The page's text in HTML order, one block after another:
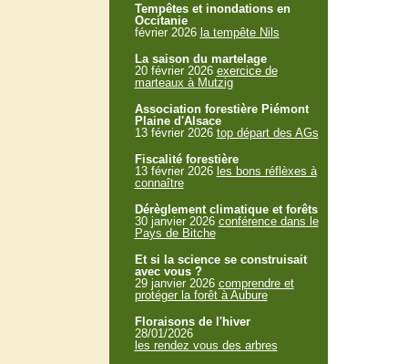
Tempêtes et inondations en
Occitanie
février 2026 la tempête Nils
La saison du martelage
20 février 2026 exercice de
marteaux à Mutzig
Association forestière Piémont
Plaine d'Alsace
13 février 2026 top départ des AGs
Fiscalité forestière
13 février 2026 les bons réflèxes à
connaître
Dérèglement climatique et forêts
30 janvier 2026 conférence dans le
Pays de Bitche
Et si la science se construisait
avec vous ?
29 janvier 2026 comprendre et
protéger la forêt à Aubure
Floraisons de l'hiver
28/01/2026
les rendez vous des arbres